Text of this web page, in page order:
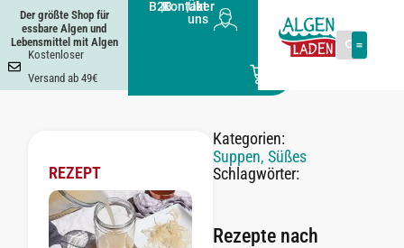
Der größte Shop für
essbare Algen und
Lebensmittel mit Algen
Kostenloser
Versand ab 49€
B2B
|Kontakt
|Über
uns
REZEPT
Kategorien:
Suppen,Süßes
Schlagwörter:
Rezepte nach